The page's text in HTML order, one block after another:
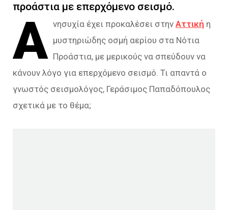
προάστια με επερχόμενο σεισμό.
Α νησυχία έχει προκαλέσει στηνΑττική η
μυστηριώδης οσμή αερίου στα Νότια
Προάστια, με μερικούς να σπεύδουν να
κάνουν λόγο για επερχόμενο σεισμό. Τι απαντά ο
γνωστός σεισμολόγος, Γεράσιμος Παπαδόπουλος
σχετικά με το θέμα;